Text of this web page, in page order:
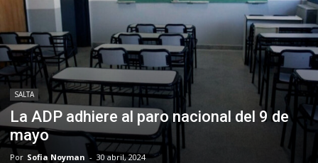
SALTA
La ADP adhiere al paro nacional del 9 de
mayo
Por Sofia Noyman - 30 abril, 2024